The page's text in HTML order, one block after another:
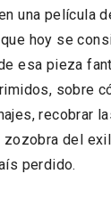
una película
hoy se
esa pieza
sobre
recobrar
del
perdido.